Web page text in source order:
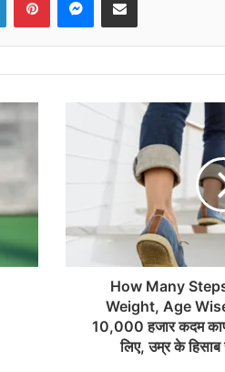
How Many
Weight, Age
10,000 हजार कदम
लिए, उम्र के